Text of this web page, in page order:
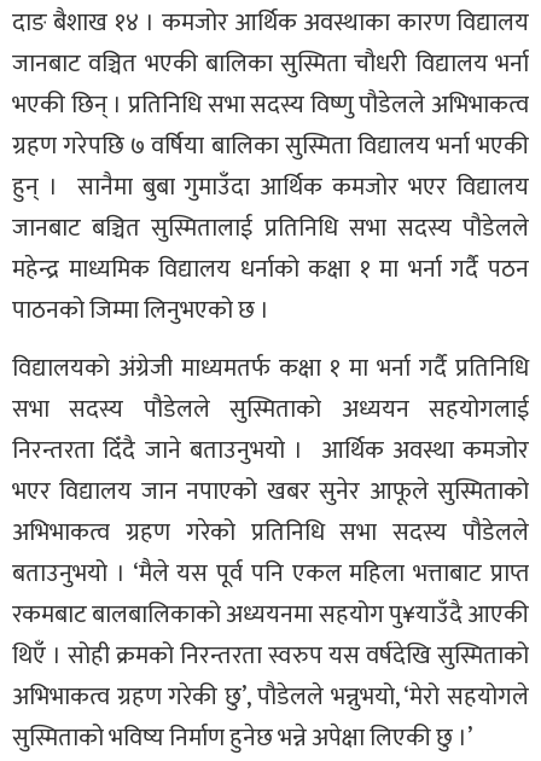
दाङ बैशाख १४ । कमजोर आर्थिक अवस्थाका कारण विद्यालय
जानबाट वञ्चित भएकी बालिका सुस्मिता चौधरी विद्यालय भर्ना
भएकी छिन् । प्रतिनिधि सभा सदस्य विष्णु पौडेलले अभिभाकत्व
ग्रहण गरेपछि ७ वर्षिया बालिका सुस्मिता विद्यालय भर्ना भएकी
हुन् । सानैमा बुबा गुमाउँदा आर्थिक कमजोर भएर विद्यालय
जानबाट बञ्चित सुस्मितालाई प्रतिनिधि सभा सदस्य पौडेलले
महेन्द्र माध्यमिक विद्यालय धर्नाको कक्षा १ मा भर्ना गर्दै पठन
पाठनको जिम्मा लिनुभएको छ ।
विद्यालयको अंग्रेजी माध्यमतर्फ कक्षा १ मा भर्ना गर्दै प्रतिनिधि
सभा सदस्य पौडेलले सुस्मिताको अध्ययन सहयोगलाई
निरन्तरता दिँदै जाने बताउनुभयो । आर्थिक अवस्था कमजोर
भएर विद्यालय जान नपाएको खबर सुनेर आफूले सुस्मिताको
अभिभाकत्व ग्रहण गरेको प्रतिनिधि सभा सदस्य पौडेलले
बताउनुभयो । ‘मैले यस पूर्व पनि एकल महिला भत्ताबाट प्राप्त
रकमबाट बालबालिकाको अध्ययनमा सहयोग पु¥याउँदै आएकी
थिएँ । सोही क्रमको निरन्तरता स्वरुप यस वर्षदेखि सुस्मिताको
अभिभाकत्व ग्रहण गरेकी छु’, पौडेलले भन्नुभयो, ‘मेरो सहयोगले
सुस्मिताको भविष्य निर्माण हुनेछ भन्ने अपेक्षा लिएकी छु ।’